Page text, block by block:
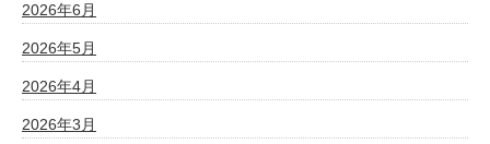
2026年6月
2026年5月
2026年4月
2026年3月